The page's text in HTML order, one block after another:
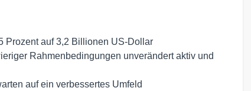
Prozent auf 3,2 Billionen US-Dollar
Rahmenbedingungen unverändert aktiv und
auf ein verbessertes Umfeld